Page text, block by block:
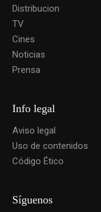
Distribucion
TV
Cines
Noticias
Prensa
Info legal
Aviso legal
Uso de contenidos
Código Ético
Síguenos